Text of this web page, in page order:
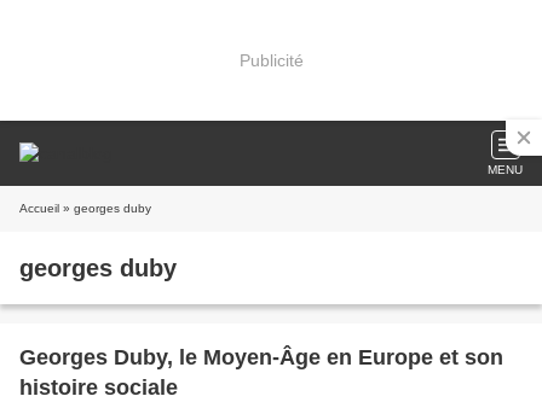
Publicité
MENU
Accueil » georges duby
georges duby
Georges Duby, le Moyen-Âge en Europe et son
histoire sociale